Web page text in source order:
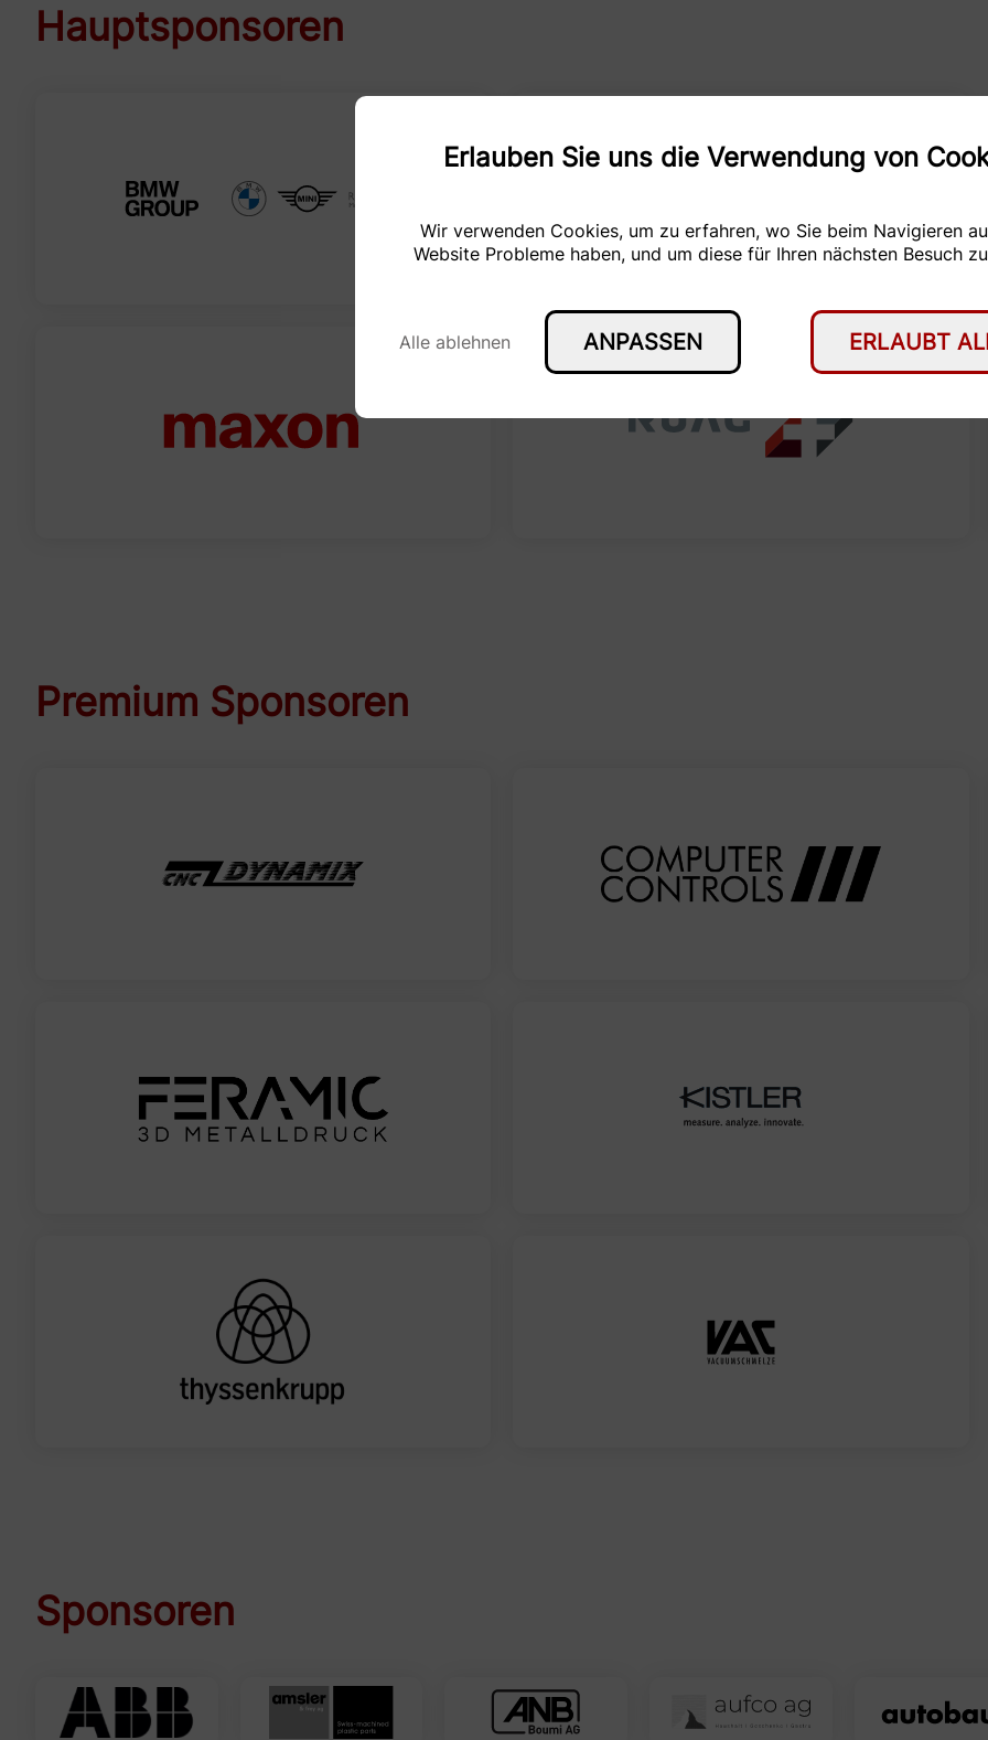
Erlauben Sie uns die Verwendung von
Wir verwenden Cookies, um zu erfahren, wo Sie beim Navigieren
Website Probleme haben, und um diese für Ihren nächsten Besuch
Alle ablehnen ANPASSEN ERLAUBT
Hauptsponsoren
Premium Sponsoren
Sponsoren